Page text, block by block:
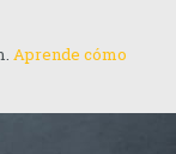
Aprende cómo